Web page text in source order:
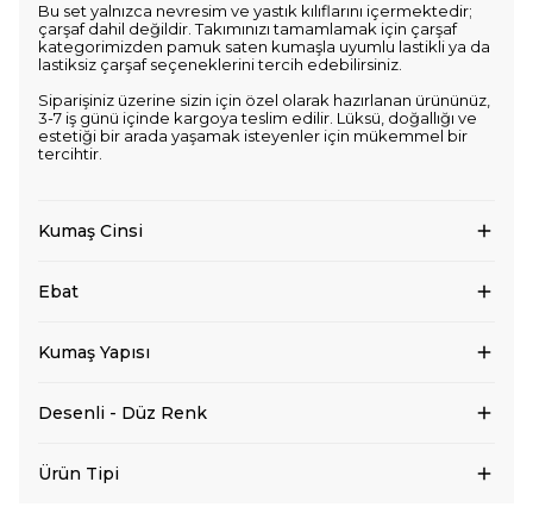
Bu set yalnızca nevresim ve yastık kılıflarını içermektedir;
çarşaf dahil değildir. Takımınızı tamamlamak için çarşaf
kategorimizden pamuk saten kumaşla uyumlu lastikli ya da
lastiksiz çarşaf seçeneklerini tercih edebilirsiniz.
Siparişiniz üzerine sizin için özel olarak hazırlanan ürününüz,
3-7 iş günü içinde kargoya teslim edilir. Lüksü, doğallığı ve
estetiği bir arada yaşamak isteyenler için mükemmel bir
tercihtir.
Kumaş Cinsi
Ebat
Kumaş Yapısı
Desenli - Düz Renk
Ürün Tipi